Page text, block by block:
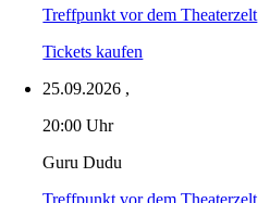
Treffpunkt vor dem Theaterzelt
Tickets kaufen
25.09.2026 ,
20:00 Uhr
Guru Dudu